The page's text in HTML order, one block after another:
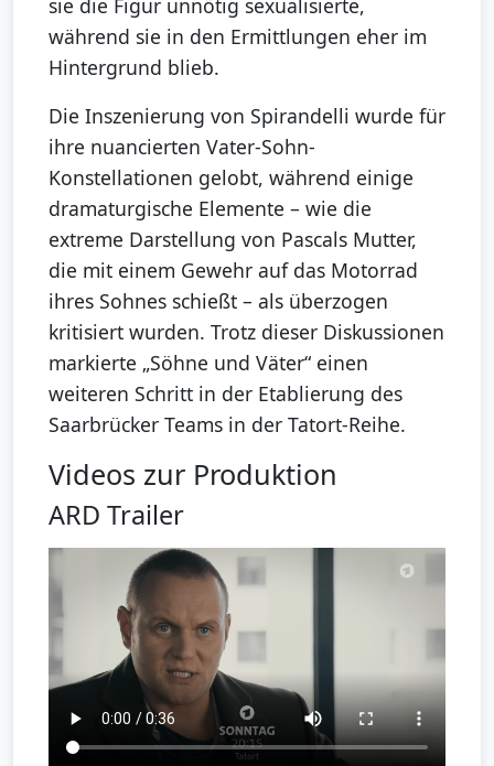
sie die Figur unnötig sexualisierte,
während sie in den Ermittlungen eher im
Hintergrund blieb.
Die Inszenierung von Spirandelli wurde für
ihre nuancierten Vater-Sohn-
Konstellationen gelobt, während einige
dramaturgische Elemente – wie die
extreme Darstellung von Pascals Mutter,
die mit einem Gewehr auf das Motorrad
ihres Sohnes schießt – als überzogen
kritisiert wurden. Trotz dieser Diskussionen
markierte „Söhne und Väter“ einen
weiteren Schritt in der Etablierung des
Saarbrücker Teams in der Tatort-Reihe.
Videos zur Produktion
ARD Trailer